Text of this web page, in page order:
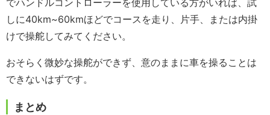
でハンドルコントローラーを使用している方がいれば、試
しに40km~60kmほどでコースを走り、片手、または内掛
けで操舵してみてください。
おそらく微妙な操舵ができず、意のままに車を操ることは
できないはずです。
まとめ